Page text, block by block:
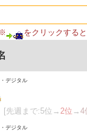
※ をクリックする
デジタル
[先週まで:5位→ 2位 → 4
デジタル